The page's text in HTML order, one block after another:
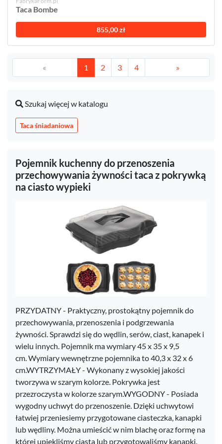
Taca Bombe
855,00 zł
« 1 2 3 4 »
Szukaj więcej w katalogu
Taca śniadaniowa
Pojemnik kuchenny do przenoszenia
przechowywania żywności taca z pokrywką
na ciasto wypieki
PRZYDATNY - Praktyczny, prostokątny pojemnik do
przechowywania, przenoszenia i podgrzewania
żywności. Sprawdzi się do wędlin, serów, ciast, kanapek i
wielu innych. Pojemnik ma wymiary 45 x 35 x 9,5
cm. Wymiary wewnętrzne pojemnika to 40,3 x 32 x 6
cm.WYTRZYMAŁY - Wykonany z wysokiej jakości
tworzywa w szarym kolorze. Pokrywka jest
przezroczysta w kolorze szarym.WYGODNY - Posiada
wygodny uchwyt do przenoszenie. Dzięki uchwytowi
łatwiej przeniesiemy przygotowane ciasteczka, kanapki
lub wędliny. Można umieścić w nim blachę oraz formę na
której upiekliśmy ciasta lub przygotowaliśmy kanapki,